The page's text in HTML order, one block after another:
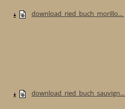
download_ried_buch_morillo...
download_ried_buch_sauvign...